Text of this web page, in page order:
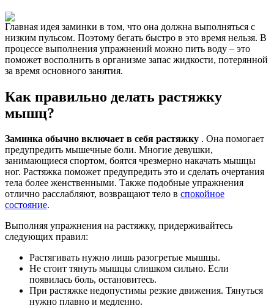
Главная идея заминки в том, что она должна выполняться с
низким пульсом. Поэтому бегать быстро в это время нельзя. В
процессе выполнения упражнений можно пить воду – это
поможет восполнить в организме запас жидкости, потерянной
за время основного занятия.
Как правильно делать растяжку
мышц?
Заминка обычно включает в себя растяжку . Она помогает
предупредить мышечные боли. Многие девушки,
занимающиеся спортом, боятся чрезмерно накачать мышцы
ног. Растяжка поможет предупредить это и сделать очертания
тела более женственными. Также подобные упражнения
отлично расслабляют, возвращают тело в спокойное
состояние.
Выполняя упражнения на растяжку, придерживайтесь
следующих правил:
Растягивать нужно лишь разогретые мышцы.
Не стоит тянуть мышцы слишком сильно. Если
появилась боль, остановитесь.
При растяжке недопустимы резкие движения. Тянуться
нужно плавно и медленно.